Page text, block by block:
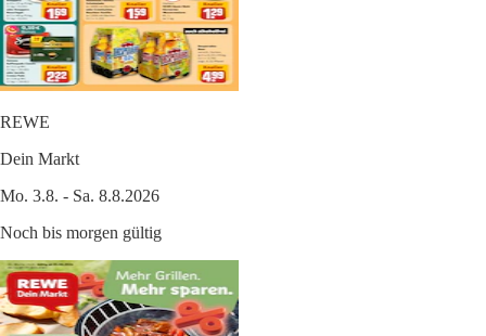
REWE
Dein Markt
Mo. 3.8. - Sa. 8.8.2026
Noch bis morgen gültig